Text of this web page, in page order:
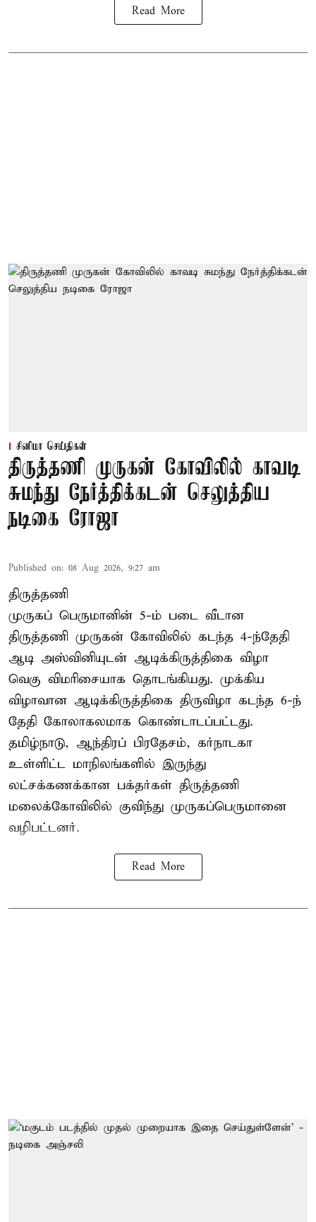
Read More
சினிமா செய்திகள்
திருத்தணி முருகன் கோவிலில் காவடி
சுமந்து நேர்த்திக்கடன் செலுத்திய
நடிகை ரோஜா
Published on: 08 Aug 2026, 9:27 am
திருத்தணி
முருகப் பெருமானின் 5-ம் படை வீடான
திருத்தணி முருகன் கோவிலில் கடந்த 4-ந்தேதி
ஆடி அஸ்வினியுடன் ஆடிக்கிருத்திகை விழா
வெகு விமரிசையாக தொடங்கியது. முக்கிய
விழாவான ஆடிக்கிருத்திகை திருவிழா கடந்த 6-ந்
தேதி கோலாகலமாக கொண்டாடப்பட்டது.
தமிழ்நாடு, ஆந்திரப் பிரதேசம், கர்நாடகா
உள்ளிட்ட மாநிலங்களில் இருந்து
லட்சக்கணக்கான பக்தர்கள் திருத்தணி
மலைக்கோவிலில் குவிந்து முருகப்பெருமானை
வழிபட்டனர்.
Read More